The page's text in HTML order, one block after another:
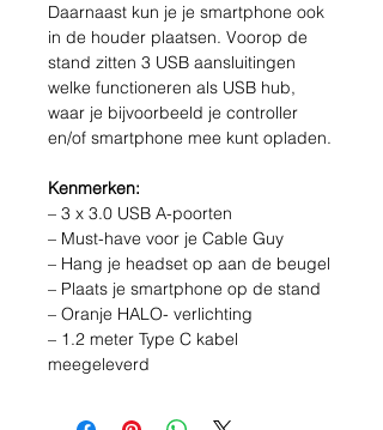
Daarnaast kun je je smartphone ook
in de houder plaatsen. Voorop de
stand zitten 3 USB aansluitingen
welke functioneren als USB hub,
waar je bijvoorbeeld je controller
en/of smartphone mee kunt opladen.
Kenmerken:
– 3 x 3.0 USB A-poorten
– Must-have voor je Cable Guy
– Hang je headset op aan de beugel
– Plaats je smartphone op de stand
– Oranje HALO- verlichting
– 1.2 meter Type C kabel
meegeleverd